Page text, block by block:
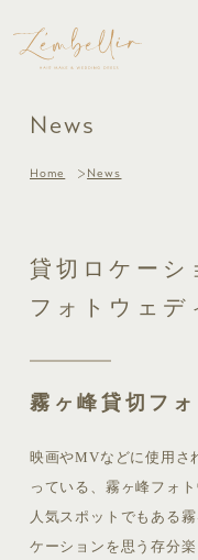
News
Home News
貸切ロケーシ
フォトウェデ
霧ヶ峰貸切フ
映画やMVなどに使用さ
っている、霧ヶ峰フォト
人気スポットでもある
ケーションを思う存分楽